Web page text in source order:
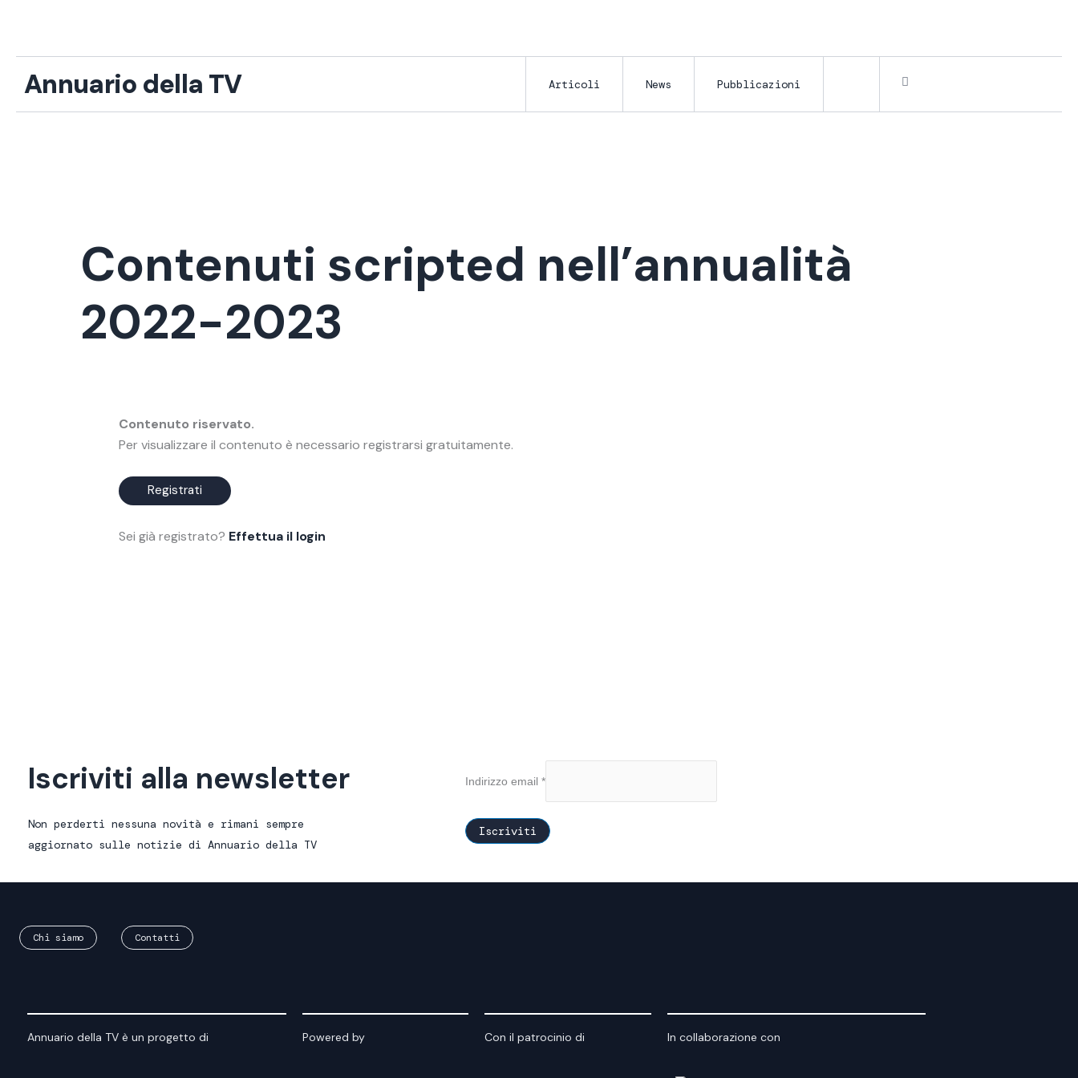
Annuario della TV Articoli News Pubblicazioni
Contenuti scripted nell’annualità
2022-2023
Contenuto riservato.
Per visualizzare il contenuto è necessario registrarsi gratuitamente.
Registrati
Sei già registrato? Effettua il login
Iscriviti alla newsletter
Non perderti nessuna novità e rimani sempre
aggiornato sulle notizie di Annuario della TV
Indirizzo email *
Chi siamo Contatti
Annuario della TV è un progetto di Powered by Con il patrocinio di In collaborazione con